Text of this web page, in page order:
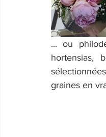
... ou
hortensias,
graines en